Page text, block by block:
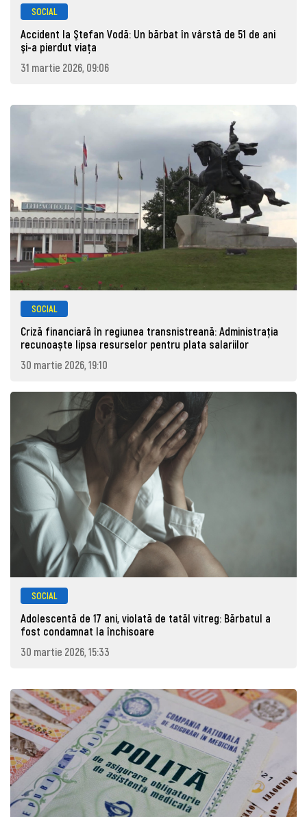
SOCIAL
Accident la Ştefan Vodă: Un bărbat în vârstă de 51 de ani
şi-a pierdut viaţa
31 martie 2026, 09:06
SOCIAL
Criză financiară în regiunea transnistreană: Administrația
recunoaște lipsa resurselor pentru plata salariilor
30 martie 2026, 19:10
SOCIAL
Adolescentă de 17 ani, violată de tatăl vitreg: Bărbatul a
fost condamnat la închisoare
30 martie 2026, 15:33